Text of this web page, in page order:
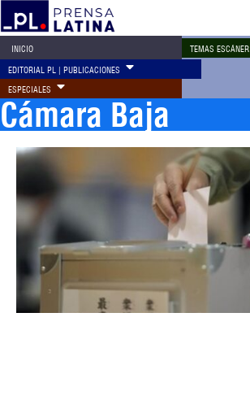
INICIO TEMAS ESCÁNER
EDITORIAL PL | PUBLICACIONES
ESPECIALES
Cámara Baja